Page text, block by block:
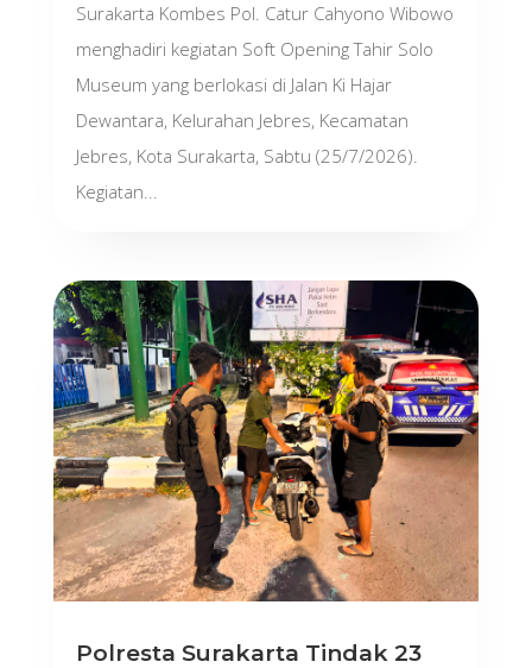
Surakarta Kombes Pol. Catur Cahyono Wibowo
menghadiri kegiatan Soft Opening Tahir Solo
Museum yang berlokasi di Jalan Ki Hajar
Dewantara, Kelurahan Jebres, Kecamatan
Jebres, Kota Surakarta, Sabtu (25/7/2026).
Kegiatan...
Polresta Surakarta Tindak 23